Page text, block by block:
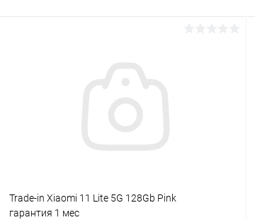
Trade-in Xiaomi 11 Lite 5G 128Gb Pink
гарантия 1 мес